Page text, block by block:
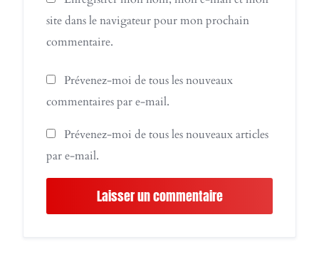
site dans le navigateur pour mon prochain
commentaire.
Prévenez-moi de tous les nouveaux
commentaires par e-mail.
Prévenez-moi de tous les nouveaux articles
par e-mail.